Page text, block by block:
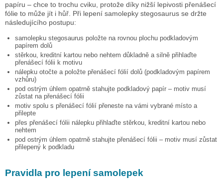
papíru – chce to trochu cviku, protože díky nižší lepivosti přenášecí
fólie to může jít i hůř. Při lepení samolepky stegosaurus se držte
následujícího postupu:
samolepku stegosaurus položte na rovnou plochu podkladovým
papírem dolů
stěrkou, kreditní kartou nebo nehtem důkladně a silně přihlaďte
přenášecí fólii k motivu
nálepku otočte a položte přenášecí fólií dolů (podkladovým papírem
vzhůru)
pod ostrým úhlem opatrně stahujte podkladový papír – motiv musí
zůstat na přenášecí fólii
motiv spolu s přenášecí fólií přeneste na vámi vybrané místo a
přilepte
přes přenášecí fólii nálepku přihlaďte stěrkou, kreditní kartou nebo
nehtem
pod ostrým úhlem opatrně stahujte přenášecí fólii – motiv musí zůstat
přilepený k podkladu
Pravidla pro lepení samolepek